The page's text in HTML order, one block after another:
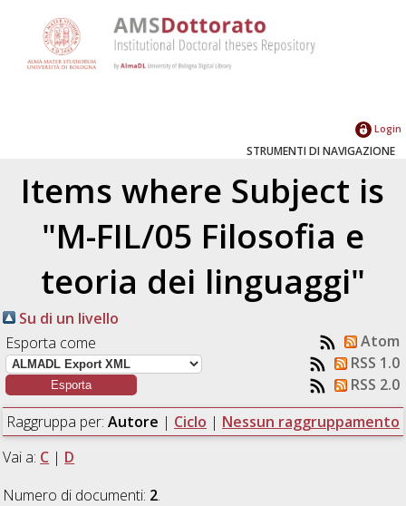
Login
STRUMENTI DI NAVIGAZIONE
Items where Subject is
"M-FIL/05 Filosofia e
teoria dei linguaggi"
Su di un livello
Esporta come
Atom
RSS 1.0
RSS 2.0
Raggruppa per: Autore | Ciclo | Nessun raggruppamento
Vai a: C | D
Numero di documenti: 2.